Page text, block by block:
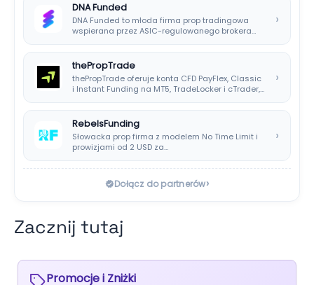
DNA Funded
DNA Funded to młoda firma prop tradingowa
wspierana przez ASIC-regulowanego brokera
›
thePropTrade
thePropTrade oferuje konta CFD PayFlex, Classic
i Instant Funding na MT5, TradeLocker i cTrader,…
›
RebelsFunding
Słowacka prop firma z modelem No Time Limit i
prowizjami od 2 USD za…
›
Dołącz do partnerów›
Zacznij tutaj
Promocje i Zniżki